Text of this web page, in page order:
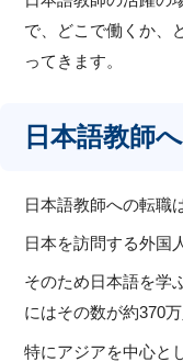
で、どこで働くか、
ってきます。
日本語教師
日本語教師への転職
日本を訪問する外国
そのため日本語を学
にはその数が約370
特にアジアを中心と